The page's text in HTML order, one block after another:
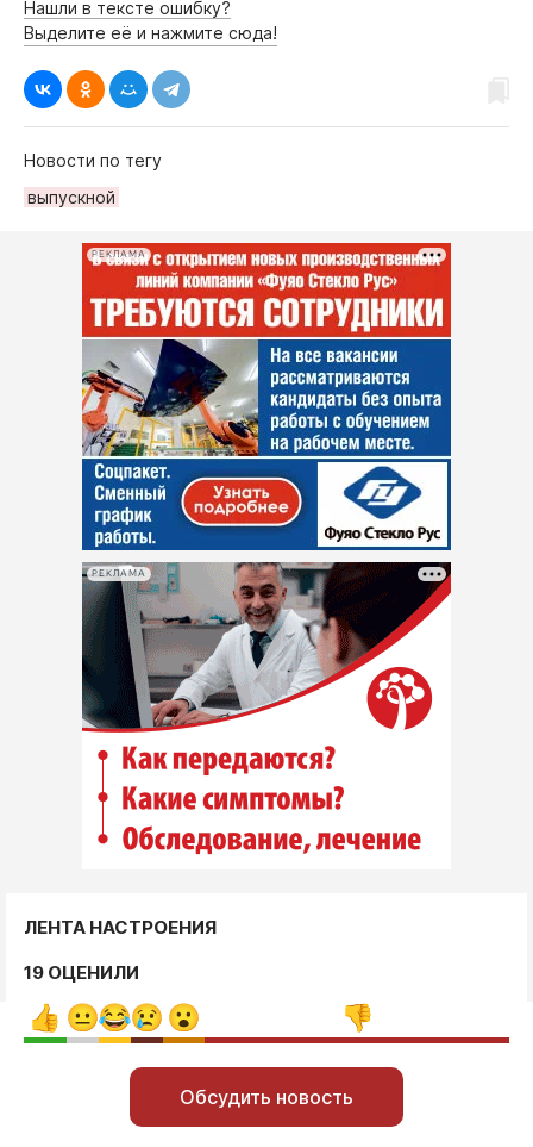
Нашли в тексте ошибку?
Выделите её и нажмите сюда!
Новости по тегу
выпускной
РЕКЛАМА
РЕКЛАМА
ЛЕНТА НАСТРОЕНИЯ
19 ОЦЕНИЛИ
Обсудить новость